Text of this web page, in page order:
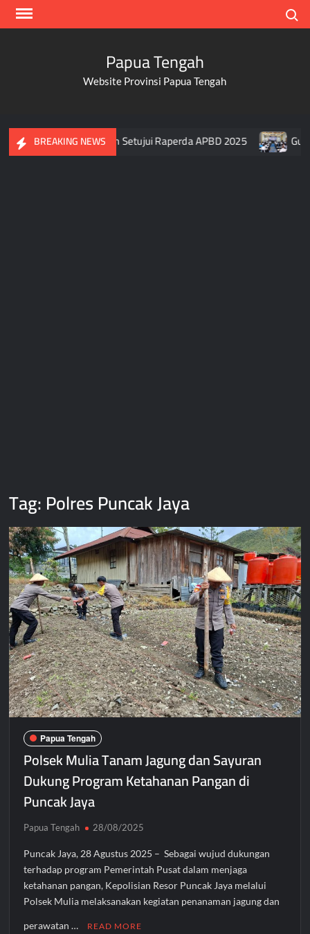
Skip
Papua Tengah
Website Provinsi Papua Tengah
BREAKING NEWS
DPR Papua Tengah Setujui Raperda APBD 2025
Tag:Polres Puncak Jaya
Papua Tengah
Polsek Mulia Tanam Jagung dan Sayuran
Dukung Program Ketahanan Pangan di
Puncak Jaya
Papua Tengah 28/08/2025
Puncak Jaya, 28 Agustus 2025 – Sebagai wujud dukungan
terhadap program Pemerintah Pusat dalam menjaga
ketahanan pangan, Kepolisian Resor Puncak Jaya melalui
Polsek Mulia melaksanakan kegiatan penanaman jagung dan
perawatan … READ MORE